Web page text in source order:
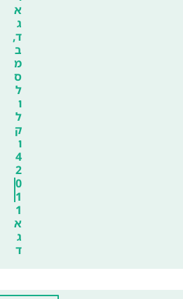
א
ג
ד,
ב
מ
ס
ל
ו
ל
ק
ו
4
2
0
1
1
א
ג
ד